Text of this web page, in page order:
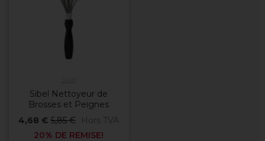
Sibel Nettoyeur de
Brosses et Peignes
4,68 € 5,85 €
Hors TVA
20% DE REMISE!